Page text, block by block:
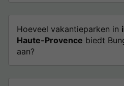
Hoeveel vakantieparken in
Haute-Provence biedt
aan?